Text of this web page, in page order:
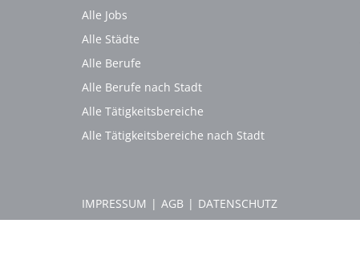
Alle Jobs
Alle Städte
Alle Berufe
Alle Berufe nach Stadt
Alle Tätigkeitsbereiche
Alle Tätigkeitsbereiche nach Stadt
IMPRESSUM | AGB | DATENSCHUTZ